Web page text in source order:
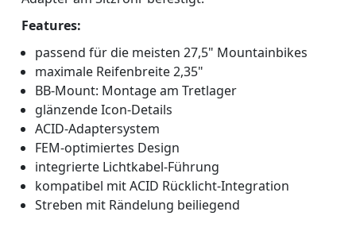
Features:
passend für die meisten 27,5" Mountainbikes
maximale Reifenbreite 2,35"
BB-Mount: Montage am Tretlager
glänzende Icon-Details
ACID-Adaptersystem
FEM-optimiertes Design
integrierte Lichtkabel-Führung
kompatibel mit ACID Rücklicht-Integration
Streben mit Rändelung beiliegend